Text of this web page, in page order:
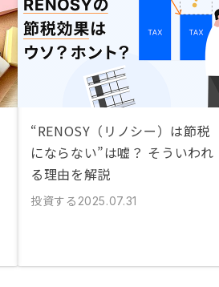
“RENOSY（リノシー）は節税
にならない”は嘘？ そういわれ
る理由を解説
投資する 2025.07.31